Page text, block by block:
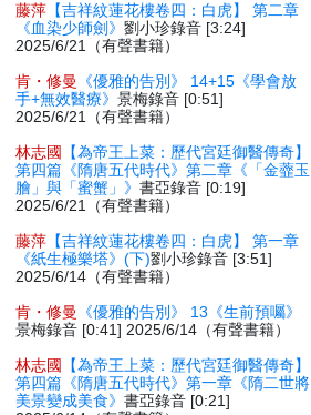
藤萍 【吉祥紋蓮花樓卷四：白虎】 第二章
《血染少師劍》劉小珍錄音 [3:24]
2025/6/21（有聲書籍）
肯・修曼
《優雅的告別》 14+15《學會放
手+無效醫療》景梅錄音 [0:51]
2025/6/21（有聲書籍）
林志國
【為帝王上菜：歷代宮廷御醫傳奇】
第四篇《隋唐五代時代》第二章《「金虀玉
膾」與「蜜蟹」》書亞錄音 [0:19]
2025/6/21（有聲書籍）
藤萍 【吉祥紋蓮花樓卷四：白虎】 第一章
《紙生極樂塔》(下)劉小珍錄音 [3:51]
2025/6/14（有聲書籍）
肯・修曼
《優雅的告別》 13《生前預囑》
景梅錄音 [0:41] 2025/6/14（有聲書籍）
林志國
【為帝王上菜：歷代宮廷御醫傳奇】
第四篇《隋唐五代時代》第一章《隋二世將
美景變成美食》書亞錄音 [0:21]